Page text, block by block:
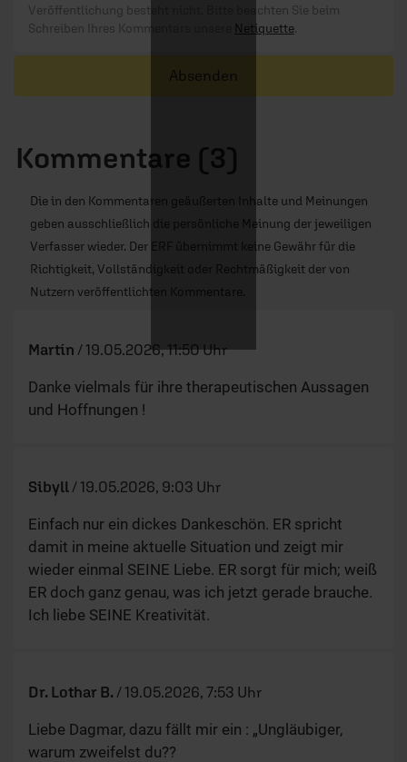
Veröffentlichung besteht nicht. Bitte beachten Sie beim
Schreiben Ihres Kommentars unsere
Netiquette.
Absenden
Kommentare (3)
Die in den Kommentaren geäußerten Inhalte und Meinungen
geben ausschließlich die persönliche Meinung der jeweiligen
Verfasser wieder. Der ERF übernimmt keine Gewähr für die
Richtigkeit, Vollständigkeit oder Rechtmäßigkeit der von
Nutzern veröffentlichten Kommentare.
Martín / 19.05.2026, 11:50 Uhr
Danke vielmals für ihre therapeutischen Aussagen
und Hoffnungen !
Sibyll / 19.05.2026, 9:03 Uhr
Einfach nur ein dickes Dankeschön. ER spricht
damit in meine aktuelle Situation und zeigt mir
wieder einmal SEINE Liebe. ER sorgt für mich; weiß
ER doch ganz genau, was ich jetzt gerade brauche.
Ich liebe SEINE Kreativität.
Dr. Lothar B. / 19.05.2026, 7:53 Uhr
Liebe Dagmar, dazu fällt mir ein : „Ungläubiger,
warum zweifelst du??